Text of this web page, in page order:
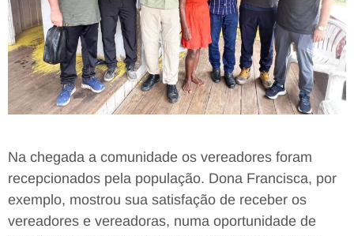
Na chegada a comunidade os vereadores foram
recepcionados pela população. Dona Francisca, por
exemplo, mostrou sua satisfação de receber os
vereadores e vereadoras, numa oportunidade de